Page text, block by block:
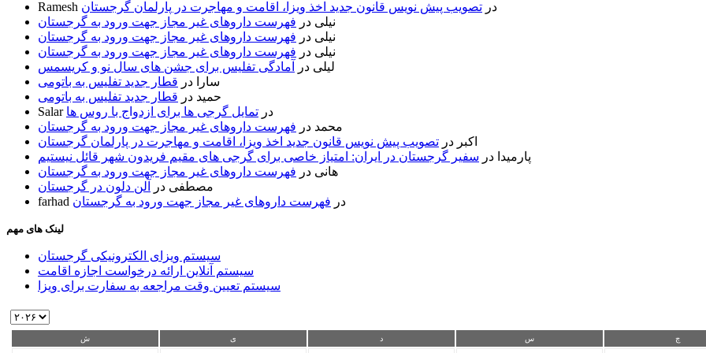
Ramesh در تصویب پیش نویس قانون جدید اخذ ویزا، اقامت و مهاجرت در پارلمان گرجستان
نیلی در فهرست داروهای غیر مجاز جهت ورود به گرجستان
نیلی در فهرست داروهای غیر مجاز جهت ورود به گرجستان
نیلی در فهرست داروهای غیر مجاز جهت ورود به گرجستان
لیلی در
آمادگی تفلیس برای جشن های سال نو و کریسمس
سارا
در قطار جدید تفلیس به باتومی
حمید در قطار جدید تفلیس به باتومی
Salar
در تمایل گرجی ها برای ازدواج با روس ها
محمد در فهرست داروهای غیر مجاز جهت ورود به گرجستان
اکبر در تصویب پیش نویس قانون جدید اخذ ویزا، اقامت و مهاجرت در پارلمان گرجستان
پارمیدا در سفیر گرجستان در ایران: امتیاز خاصی برای گرجی های مقیم فریدون شهر قائل نیستیم
هانی در فهرست داروهای غیر مجاز جهت ورود به گرجستان
مصطفی در
آلن دلون در گرجستان
farhad
در فهرست داروهای غیر مجاز جهت ورود به گرجستان
لینک های مهم
سیستم ویزای الکترونیکی گرجستان
سیستم آنلاین ارائه درخواست اجازه اقامت
سیستم تعیین وقت مراجعه به سفارت برای ویزا
ش ی د س چ